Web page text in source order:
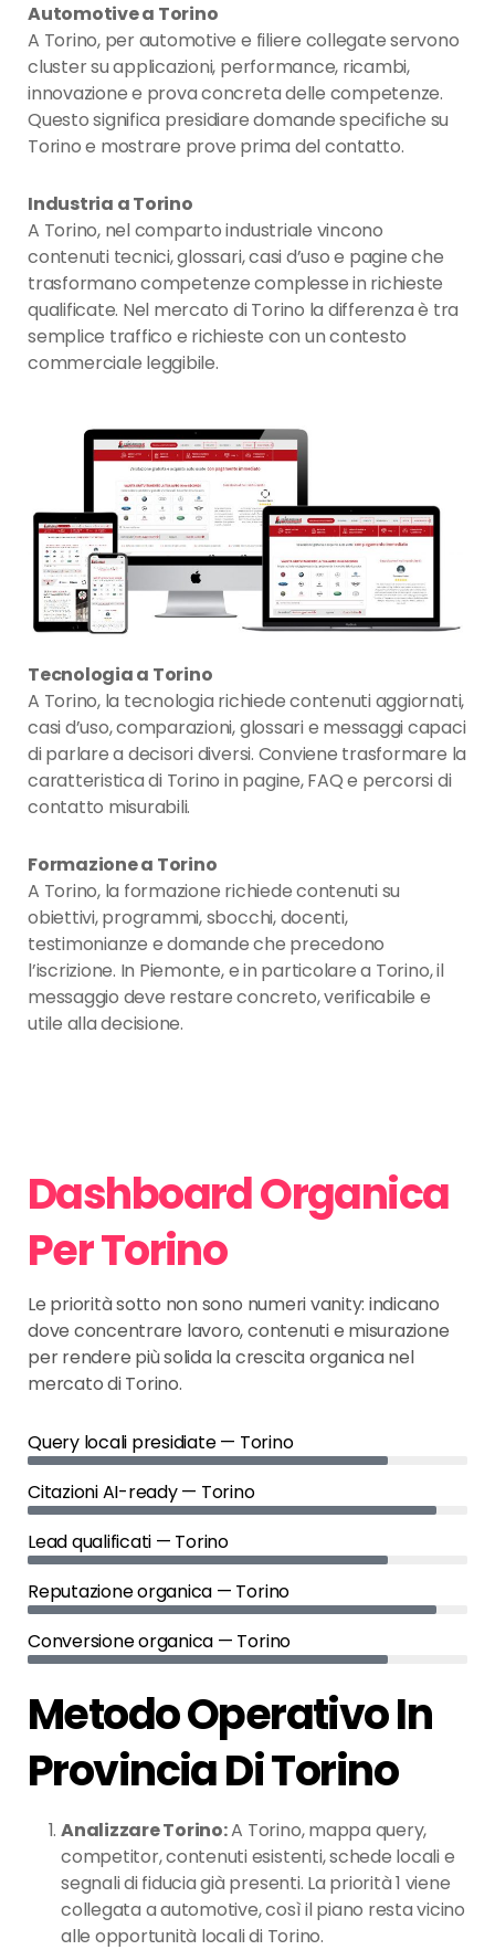
Automotive a Torino
A Torino, per automotive e filiere collegate servono
cluster su applicazioni, performance, ricambi,
innovazione e prova concreta delle competenze.
Questo significa presidiare domande specifiche su
Torino e mostrare prove prima del contatto.
Industria a Torino
A Torino, nel comparto industriale vincono
contenuti tecnici, glossari, casi d’uso e pagine che
trasformano competenze complesse in richieste
qualificate. Nel mercato di Torino la differenza è tra
semplice traffico e richieste con un contesto
commerciale leggibile.
Tecnologia a Torino
A Torino, la tecnologia richiede contenuti aggiornati,
casi d’uso, comparazioni, glossari e messaggi capaci
di parlare a decisori diversi. Conviene trasformare la
caratteristica di Torino in pagine, FAQ e percorsi di
contatto misurabili.
Formazione a Torino
A Torino, la formazione richiede contenuti su
obiettivi, programmi, sbocchi, docenti,
testimonianze e domande che precedono
l’iscrizione. In Piemonte, e in particolare a Torino, il
messaggio deve restare concreto, verificabile e
utile alla decisione.
Dashboard Organica
Per Torino
Le priorità sotto non sono numeri vanity: indicano
dove concentrare lavoro, contenuti e misurazione
per rendere più solida la crescita organica nel
mercato di Torino.
Query locali presidiate — Torino
Citazioni AI-ready — Torino
Lead qualificati — Torino
Reputazione organica — Torino
Conversione organica — Torino
Metodo Operativo In
Provincia Di Torino
Analizzare Torino:A Torino, mappa query,
competitor, contenuti esistenti, schede locali e
segnali di fiducia già presenti. La priorità 1 viene
collegata a automotive, così il piano resta vicino
alle opportunità locali di Torino.